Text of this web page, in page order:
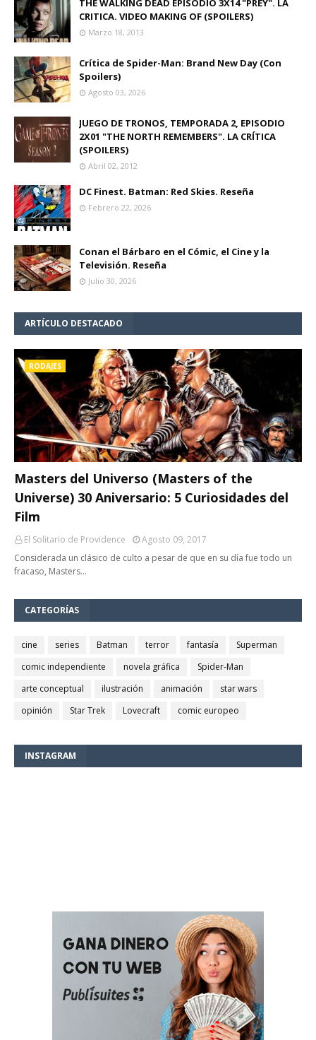
THE WALKING DEAD EPISODIO 3X14 "PREY". LA
CRITICA. VIDEO MAKING OF (SPOILERS)
Marzo 18, 2013
Crítica de Spider-Man: Brand New Day (Con
Spoilers)
Agosto 03, 2026
JUEGO DE TRONOS, TEMPORADA 2, EPISODIO
2X01 "THE NORTH REMEMBERS". LA CRÍTICA
(SPOILERS)
Abril 02, 2012
DC Finest. Batman: Red Skies. Reseña
Febrero 22, 2026
Conan el Bárbaro en el Cómic, el Cine y la
Televisión. Reseña
Julio 30, 2026
ARTÍCULO DESTACADO
RODAJES
Masters del Universo (Masters of the
Universe) 30 Aniversario: 5 Curiosidades del
Film
El Solitario de Providence
Agosto 09, 2017
Considerada un clásico de culto a pesar de que en su día fue todo un
fracaso, Masters…
CATEGORÍAS
cine series Batman terror fantasía
Superman
comic independiente
novela gráfica
Spider-Man
arte conceptual
ilustración animación
star wars
opinión
Star Trek Lovecraft comic europeo
INSTAGRAM